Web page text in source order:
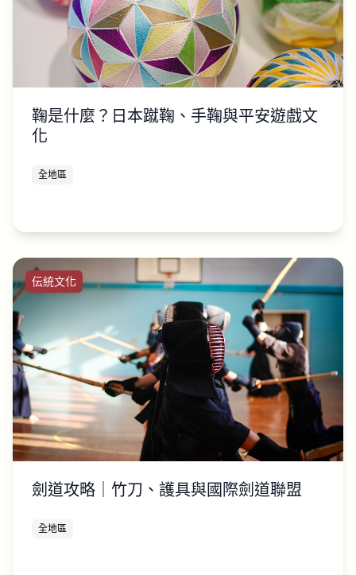
鞠是什麼？日本蹴鞠、手鞠與平安遊戲文
化
全地區
伝統文化
劍道攻略｜竹刀、護具與國際劍道聯盟
全地區